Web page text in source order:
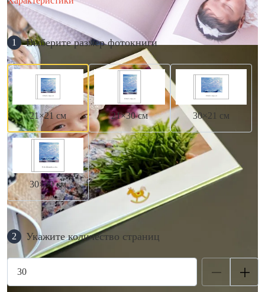
1 Выберите размер фотокниги
21×21 см 21×30 см 30×21 см
30×30 см
2 Укажите количество страниц